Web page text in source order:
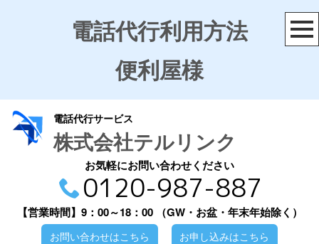
電話代行利用方法
便利屋様
電話代行サービス
株式会社テルリンク
お気軽にお問い合わせください
0120-987-887
【営業時間】9：00～18：00 （GW・お盆・年末年始除く）
お問い合わせはこちら お申し込みはこちら